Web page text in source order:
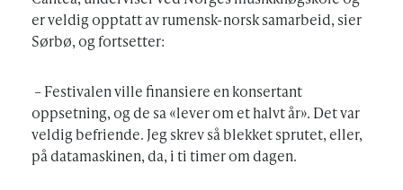
er veldig opptatt av rumensk-norsk samarbeid, sier
Sørbø, og fortsetter:
– Festivalen ville finansiere en konsertant
oppsetning, og de sa «lever om et halvt år». Det var
veldig befriende. Jeg skrev så blekket sprutet, eller,
på datamaskinen, da, i ti timer om dagen.